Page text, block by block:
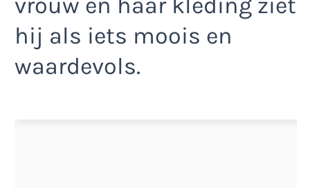
vrouw en haar kleding ziet
hij als iets moois en
waardevols.